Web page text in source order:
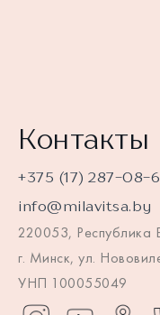
Контакты
+375 (17) 287-08-
info@milavitsa.by
220053, Республика
г. Минск, ул.
УНП 100055049